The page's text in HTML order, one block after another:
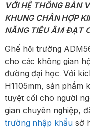
VỚI HỆ THỐNG BÀN
KHUNG CHÂN HỢP
NĂNG TIÊU ÂM ĐẠT
Ghế hội trường
cho các không gian
đường đại học. Với
H1105mm, sản phẩm
tuyệt đối cho người
gian chuyên nghiệp,
trường nhập khẩu sở